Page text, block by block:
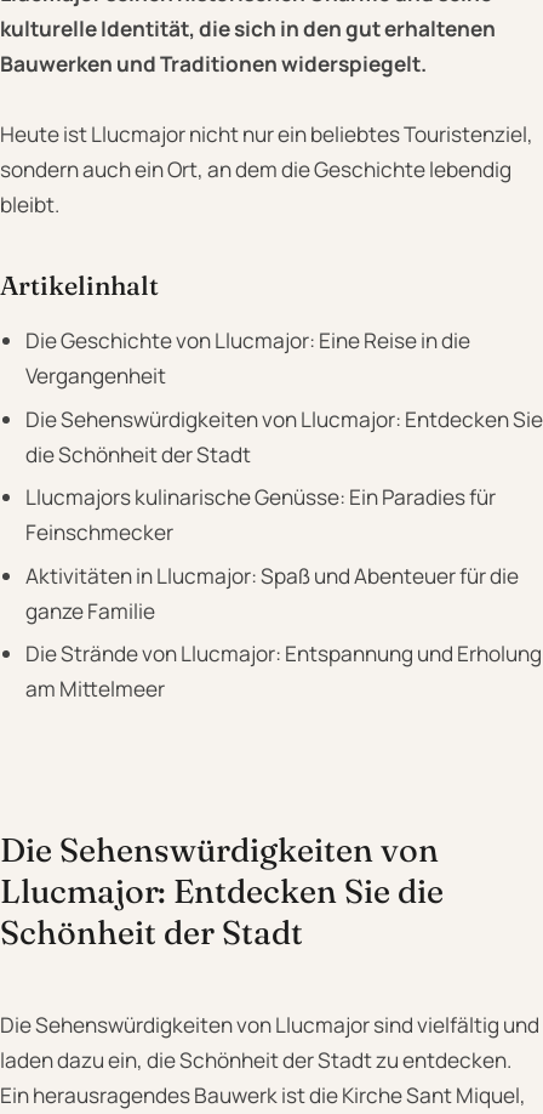
kulturelle Identität, die sich in den gut erhaltenen
Bauwerken und Traditionen widerspiegelt.
Heute ist Llucmajor nicht nur ein beliebtes Touristenziel,
sondern auch ein Ort, an dem die Geschichte lebendig
bleibt.
Artikelinhalt
Die Geschichte von Llucmajor: Eine Reise in die
Vergangenheit
Die Sehenswürdigkeiten von Llucmajor: Entdecken Sie
die Schönheit der Stadt
Llucmajors kulinarische Genüsse: Ein Paradies für
Feinschmecker
Aktivitäten in Llucmajor: Spaß und Abenteuer für die
ganze Familie
Die Strände von Llucmajor: Entspannung und Erholung
am Mittelmeer
Die Sehenswürdigkeiten von
Llucmajor: Entdecken Sie die
Schönheit der Stadt
Die Sehenswürdigkeiten von Llucmajor sind vielfältig und
laden dazu ein, die Schönheit der Stadt zu entdecken.
Ein herausragendes Bauwerk ist die Kirche Sant Miquel,